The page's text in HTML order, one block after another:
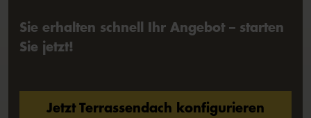
Sie erhalten schnell Ihr Angebot – starten
Sie jetzt!
Jetzt Terrassendach konfigurieren